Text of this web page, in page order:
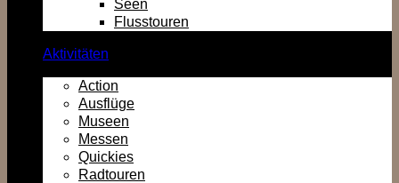
Seen
Flusstouren
Aktivitäten
Action
Ausflüge
Museen
Messen
Quickies
Radtouren